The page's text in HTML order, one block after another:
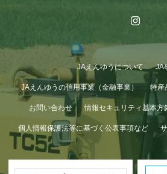
JAえんゆうについて JA
JAえんゆうの信用事業（金融事業） 特産
お問い合わせ 情報セキュリティ基本方
個人情報保護法等に基づく公表事項など